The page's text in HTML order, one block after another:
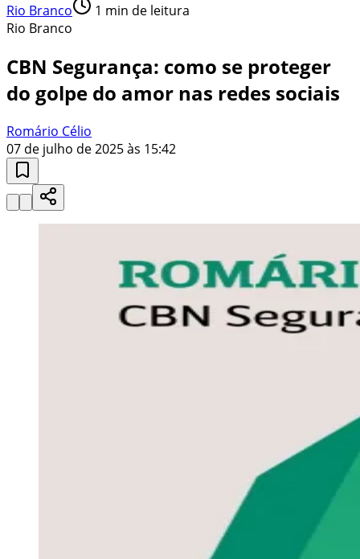
Rio Branco 1 min de leitura
Rio Branco
CBN Segurança: como se proteger
do golpe do amor nas redes sociais
Romário Célio
07 de julho de 2025 às 15:42